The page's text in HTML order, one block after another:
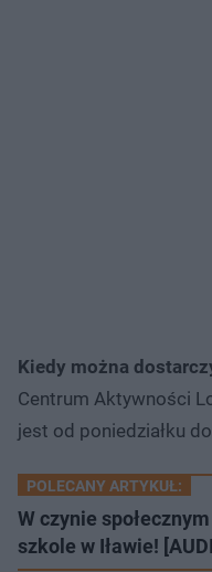
Kiedy można
Centrum Aktywności
jest od poniedziałku
POLECANY ARTYKUŁ:
W czynie
szkole w Iławie!